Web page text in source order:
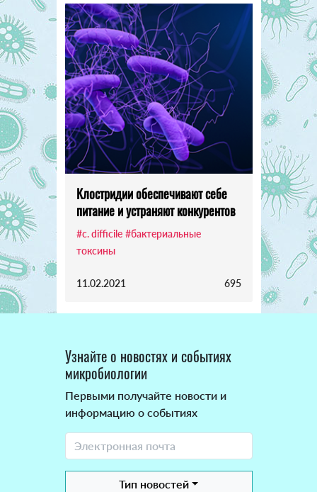
Клостридии обеспечивают себе
питание и устраняют конкурентов
#c. difficile #бактериальные
токсины
11.02.2021 695
Узнайте о новостях и событиях
микробиологии
Первыми получайте новости и
информацию о событиях
Тип новостей